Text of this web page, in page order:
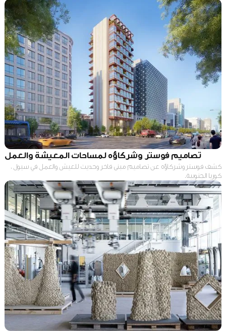
تصاميم فوستر وشركاؤه لمساحات المعيشة والعمل
كشف فوستر وشركاؤه عن تصاميم مبنى فاخر وحديث للعيش والعمل في سيول ،
كوريا الجنوبية.